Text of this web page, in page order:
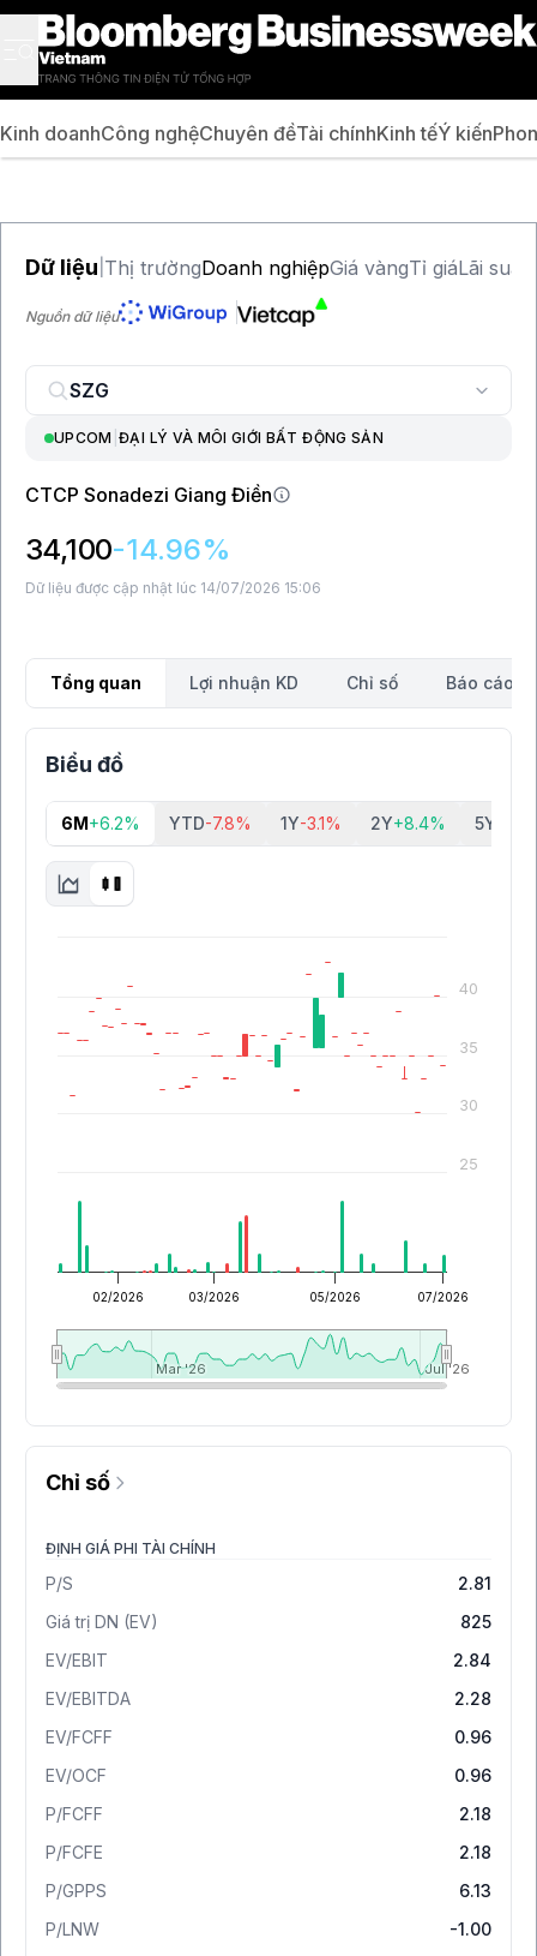
Kinh doanhCông nghệChuyên đềTài chínhKinh tếÝ kiến
Dữ liệu Thị trườngDoanh nghiệpGiá vàngTỉ giáLãi suất
Nguồn dữ liệu
UPCOM |ĐẠI LÝ VÀ MÔI GIỚI BẤT ĐỘNG SẢN
CTCP Sonadezi Giang Điền
34,100-14.96%
Dữ liệu được cập nhật lúc 14/07/2026 15:06
Tổng quan Lợi nhuận KD Chỉ số Báo cáo
Biểu đồ
6M+6.2% YTD-7.8% 1Y-3.1% 2Y+8.4% 5Y
02/2026 03/2026 05/2026 07/2026
Mar '26
Mar '26 Jul '26
Jul '26
25
30
35
40
Chỉ số
ĐỊNH GIÁ PHI TÀI CHÍNH
P/S
2.81
Giá trị DN (EV)
825
EV/EBIT
2.84
EV/EBITDA
2.28
EV/FCFF
0.96
EV/OCF
0.96
P/FCFF
2.18
P/FCFE
2.18
P/GPPS
6.13
P/LNW
-1.00